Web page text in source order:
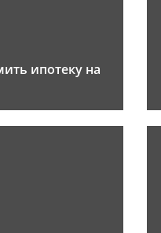
ипотеку на